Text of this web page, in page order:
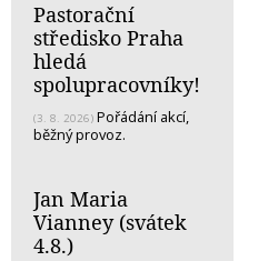
Pastorační
středisko Praha
hledá
spolupracovníky!
(3. 8. 2026) Pořádání akcí,
běžný provoz.
Jan Maria
Vianney (svátek
4.8.)